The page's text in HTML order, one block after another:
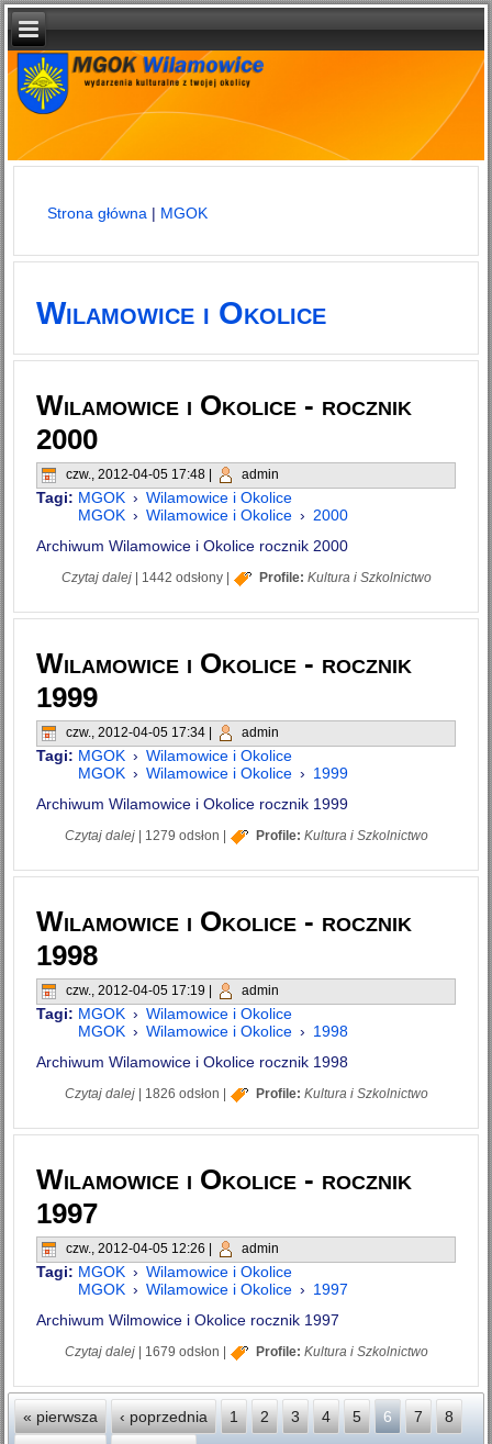
Jesteś tutaj
Strona główna | MGOK
Wilamowice i Okolice
Wilamowice i Okolice - rocznik
2000
czw., 2012-04-05 17:48 admin
Tagi: MGOK › Wilamowice i Okolice
MGOK › Wilamowice i Okolice › 2000
Archiwum Wilamowice i Okolice rocznik 2000
Czytaj dalejwpis Wilamowice i Okolice - rocznik 2000
| 1442 odsłony| Profile: Kultura i Szkolnictwo
Wilamowice i Okolice - rocznik
1999
czw., 2012-04-05 17:34 admin
Tagi: MGOK › Wilamowice i Okolice
MGOK › Wilamowice i Okolice › 1999
Archiwum Wilamowice i Okolice rocznik 1999
Czytaj dalejwpis Wilamowice i Okolice - rocznik 1999
| 1279 odsłon Profile: Kultura i Szkolnictwo
Wilamowice i Okolice - rocznik
1998
czw., 2012-04-05 17:19 admin
Tagi: MGOK › Wilamowice i Okolice
MGOK › Wilamowice i Okolice › 1998
Archiwum Wilamowice i Okolice rocznik 1998
Czytaj dalejwpis Wilamowice i Okolice - rocznik 1998
| 1826 odsłon Profile: Kultura i Szkolnictwo
Wilamowice i Okolice - rocznik
1997
czw., 2012-04-05 12:26 admin
Tagi: MGOK › Wilamowice i Okolice
MGOK › Wilamowice i Okolice › 1997
Archiwum Wilmowice i Okolice rocznik 1997
Czytaj dalejwpis Wilamowice i Okolice - rocznik 1997
| 1679 odsłon Profile: Kultura i Szkolnictwo
Strony
« pierwsza ‹ poprzednia 1 2 3 4 5 6 7
8